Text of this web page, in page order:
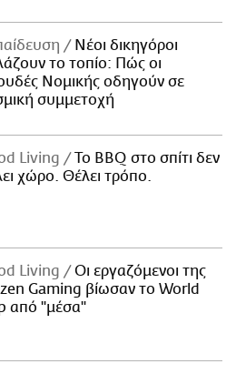
Νέοι δικηγόροι
το τοπίο: Πώς οι
Νομικής οδηγούν σε
συμμετοχή
Living
Το BBQ στο σπίτι δεν
χώρο. Θέλει τρόπο.
Living
Οι εργαζόμενοι της
Gaming βίωσαν το World
από "μέσα"